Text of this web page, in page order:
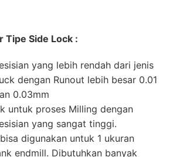
Tipe Side Lock :
yang lebih rendah dari jenis
dengan Runout lebih besar 0.01
0.03mm
untuk proses Milling dengan
yang sangat tinggi.
digunakan untuk 1 ukuran
endmill. Dibutuhkan banyak